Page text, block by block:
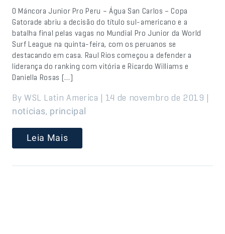
O Máncora Junior Pro Peru – Água San Carlos – Copa
Gatorade abriu a decisão do título sul-americano e a
batalha final pelas vagas no Mundial Pro Junior da World
Surf League na quinta-feira, com os peruanos se
destacando em casa. Raul Rios começou a defender a
liderança do ranking com vitória e Ricardo Williams e
Daniella Rosas […]
By WSL Latin America | 14 de novembro de 2019 |
noticias, principal
Leia Mais